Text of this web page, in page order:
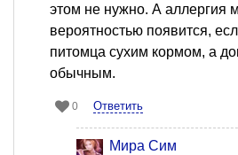
этом не нужно. А аллергия
вероятностью появится,
питомца сухим кормом, а
обычным.
0 Ответить
Мира Сим